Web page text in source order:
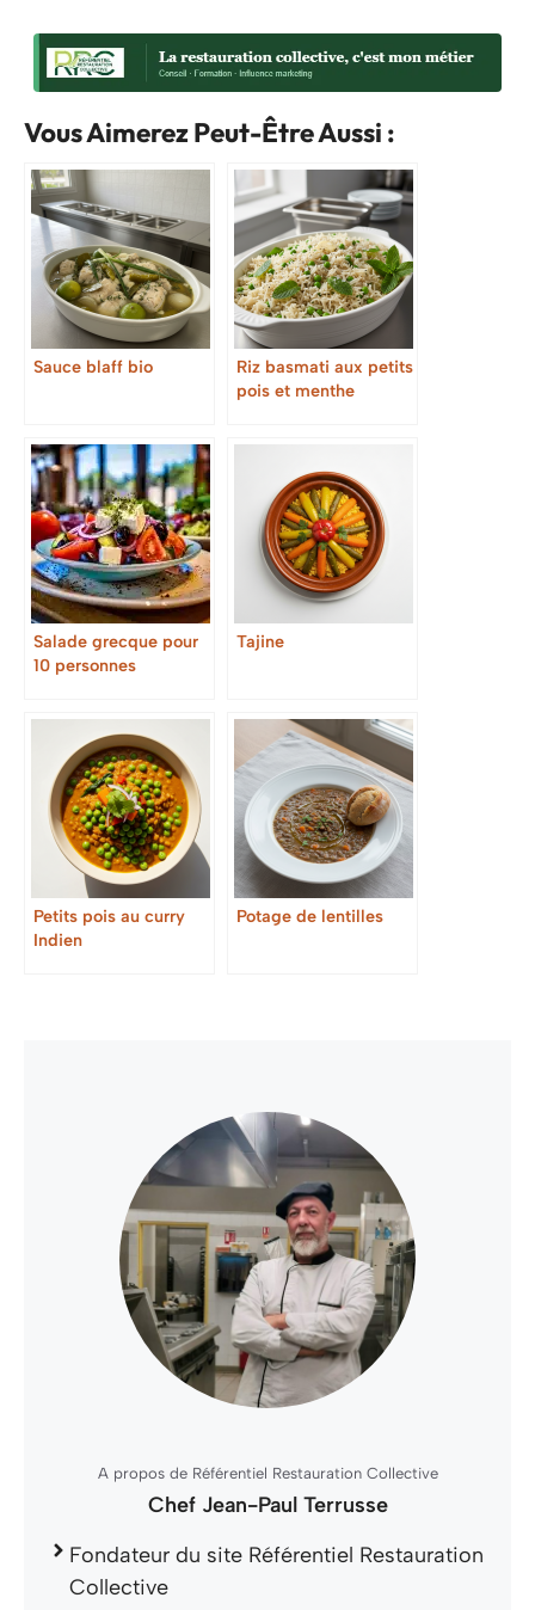
Vous Aimerez Peut-Être Aussi :
Sauce blaff bio
Riz basmati aux petits
pois et menthe
Salade grecque pour
10 personnes
Tajine
Petits pois au curry
Indien
Potage de lentilles
A propos de Référentiel Restauration Collective
Chef Jean-Paul Terrusse
Fondateur du site Référentiel Restauration
Collective